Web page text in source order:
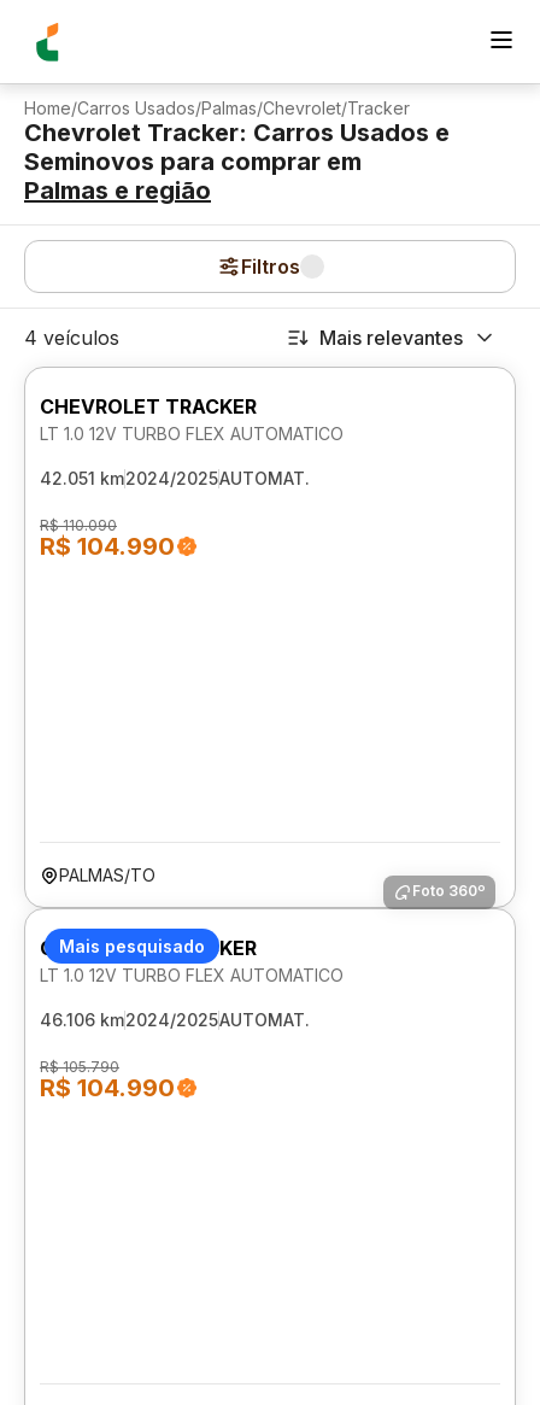
Home/Carros Usados/Palmas/Chevrolet/Tracker
Chevrolet Tracker: Carros Usados e
Seminovos para comprar em
Palmas e região
Filtros
4 veículos Mais relevantes
CHEVROLET TRACKER
LT 1.0 12V TURBO FLEX AUTOMATICO
42.051 km2024/2025AUTOMAT.
R$ 110.090
R$ 104.990
PALMAS/TO
Mais pesquisado
Foto 360º
CHEVROLET TRACKER
LT 1.0 12V TURBO FLEX AUTOMATICO
46.106 km2024/2025AUTOMAT.
R$ 105.790
R$ 104.990